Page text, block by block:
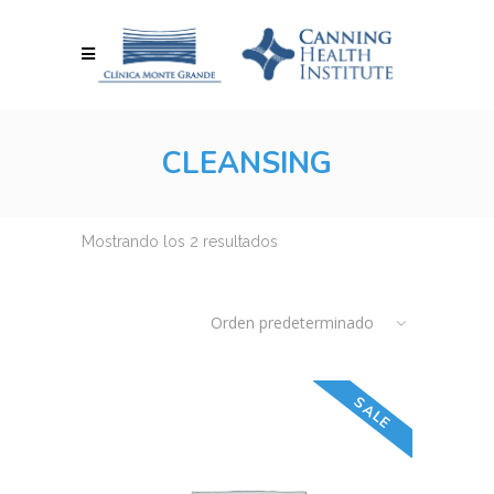
CLEANSING
Mostrando los 2 resultados
Orden predeterminado
SALE